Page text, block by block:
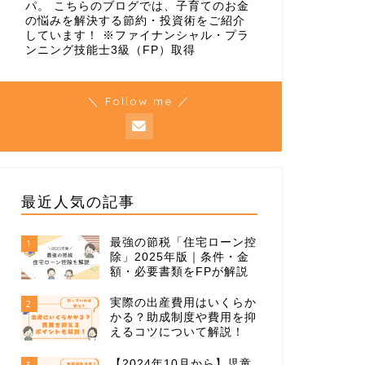
パ。 こちらのブログでは、子育てのお金
の悩みを解決する節約・投資術をご紹介
しています！ ※ファイナンシャル・プラ
ンニング技能士3級（FP）取得
＼ Follow me ／
最近人気の記事
1
最強の節税「住宅ローン控
除」2025年版｜条件・金
額・必要書類をFPが解説
2
実際の出産費用はいくらか
かる？助成制度や費用を抑
えるコツについて解説！